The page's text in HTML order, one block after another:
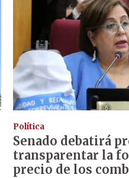
Política
Senado debatirá
transparentar la
precio de los